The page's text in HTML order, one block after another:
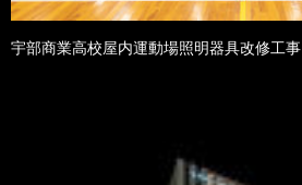
宇部商業高校屋内運動場照明器具改修工事